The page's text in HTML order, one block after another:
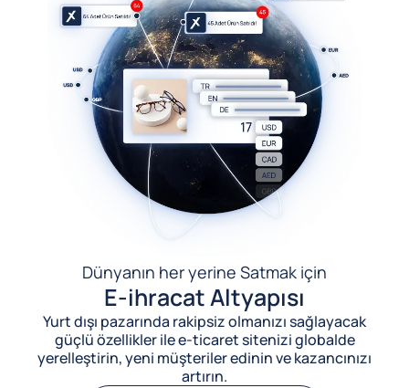
Dünyanın her yerine Satmak için
E-ihracat Altyapısı
Yurt dışı pazarında rakipsiz olmanızı sağlayacak
güçlü özellikler ile e-ticaret sitenizi globalde
yerelleştirin, yeni müşteriler edinin ve kazancınızı
artırın.